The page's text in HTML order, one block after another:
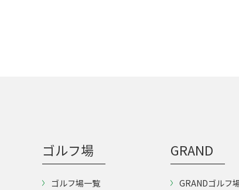
ゴルフ場
ゴルフ場一覧
GRAND
GRANDゴルフ